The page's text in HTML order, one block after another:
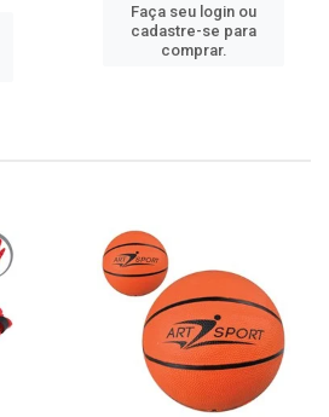
Faça seu login ou
cadastre-se para
comprar.